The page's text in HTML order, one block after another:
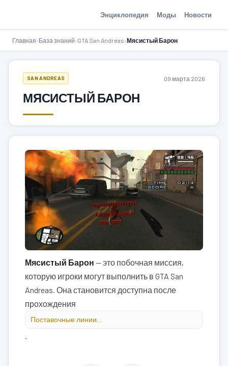
Энциклопедия Моды Новости
Главная›База знаний›GTA San Andreas›Мясистый Барон
SAN ANDREAS 09 марта 2026
МЯСИСТЫЙ БАРОН
Мясистый Барон — это побочная миссия,
которую игроки могут выполнить в GTA San
Andreas. Она становится доступна после
прохождения
Поставочные линии…
.